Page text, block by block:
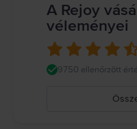
A Rejoy
véleményei
9750 ellenőrzött